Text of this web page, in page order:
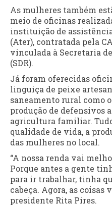
As mulheres também
meio de oficinas
instituição de
(Ater), contratada pela
vinculada à Secretaria
(SDR).
Já foram oferecidas
linguiça de peixe
saneamento rural como
produção de defensivos
agricultura familiar.
qualidade de vida, a
das mulheres no local.
“A nossa renda vai
Porque antes a gente
para ir trabalhar, tinha
cabeça. Agora, as coisas
presidente Rita Pires.